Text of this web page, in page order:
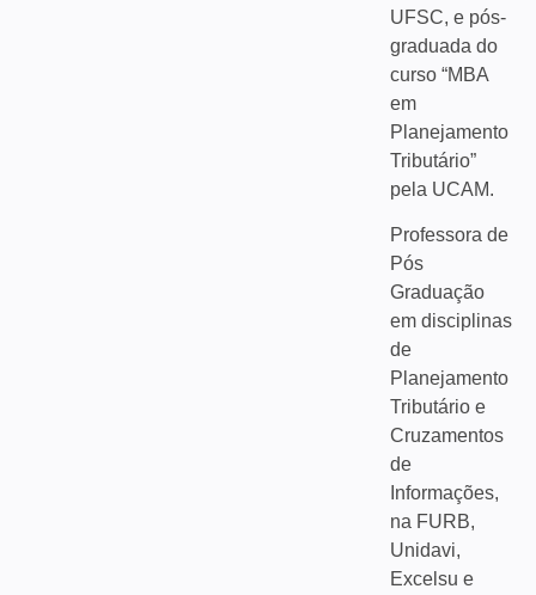
UFSC, e pós-
graduada do
curso “MBA
em
Planejamento
Tributário”
pela UCAM.
Professora de
Pós
Graduação
em disciplinas
de
Planejamento
Tributário e
Cruzamentos
de
Informações,
na FURB,
Unidavi,
Excelsu e